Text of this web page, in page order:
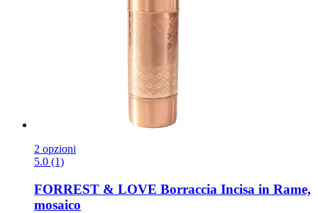
2 opzioni
5.0 (1)
FORREST & LOVE Borraccia Incisa in Rame,
mosaico